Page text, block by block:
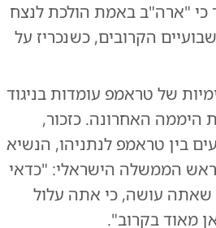
כי "ארה"ב באמת הולכת לנצח
הקרובים, כשנכריז על
של טראמפ עומדות בניגוד
היממה האחרונה. כזכור,
בין טראמפ לנתניהו, הנשיא
הממשלה הישראלי: "כדאי
שאתה עושה, כי אתה עלול
מאוד בקרוב".